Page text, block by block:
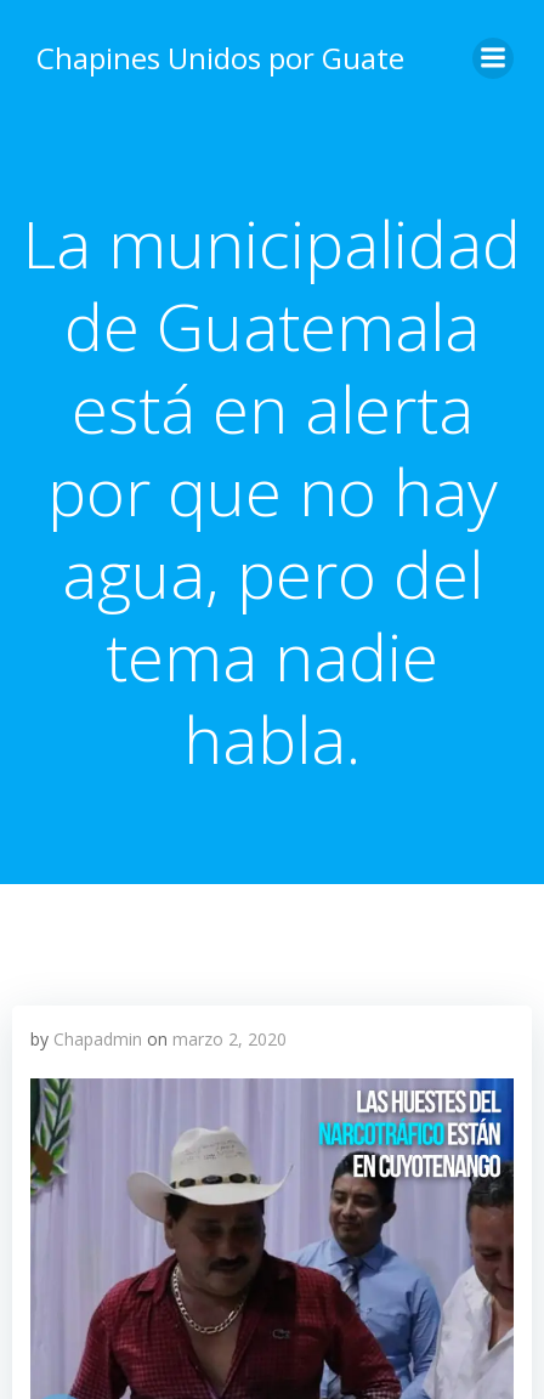
content
Chapines Unidos por Guate
La municipalidad
de Guatemala
está en alerta
por que no hay
agua, pero del
tema nadie
habla.
by Chapadmin on marzo 2, 2020